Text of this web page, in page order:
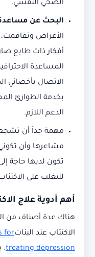
الصحي النفسي.
البحث عن
الأعراض وتفاقمت،
أفكار ذات طابع
المساعدة
الاتصال بأخصائي
بخدمة الطوارئ
الدعم اللازم.
مهمة جداً أن
مشاعرها وأن
تكون لديها حاجة
للتغلب على
أهم أدوية علاج
هناك عدة أصناف من
الاكتئاب عند البناتfor
treating depression
.